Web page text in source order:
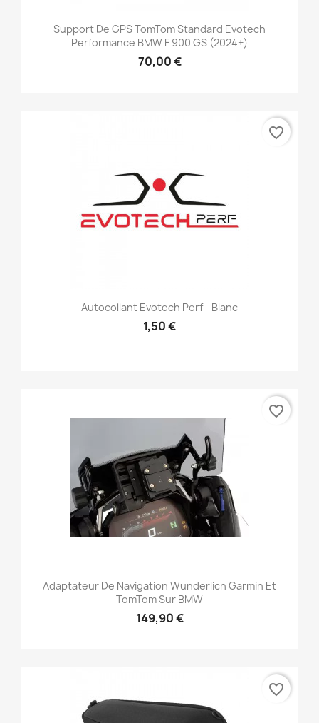
Support De GPS TomTom Standard Evotech
Performance BMW F 900 GS (2024+)
70,00 €
Autocollant Evotech Perf - Blanc
1,50 €
favorite_border
Adaptateur De Navigation Wunderlich Garmin Et
TomTom Sur BMW
149,90 €
favorite_border
favorite_border